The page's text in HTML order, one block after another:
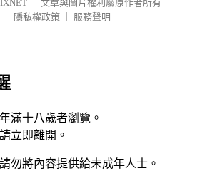
文章與圖片權利屬原作者所有
隱私權政策
服務聲明
滿十八歲者瀏覽。
立即離開。
勿將內容提供給未成年人士。